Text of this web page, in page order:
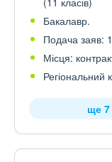
Бакалавр.
Подача заяв:
Місця:
Регіональний
ще 7